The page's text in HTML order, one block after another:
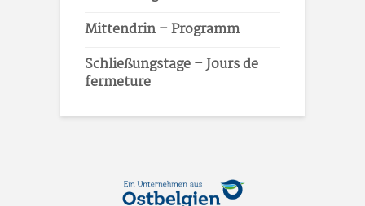
Mittendrin – Programm
Schließungstage – Jours de
fermeture